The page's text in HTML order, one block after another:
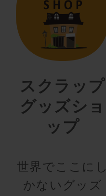
スクラップ
グッズショ
ップ
世界でここにし
かないグッズ